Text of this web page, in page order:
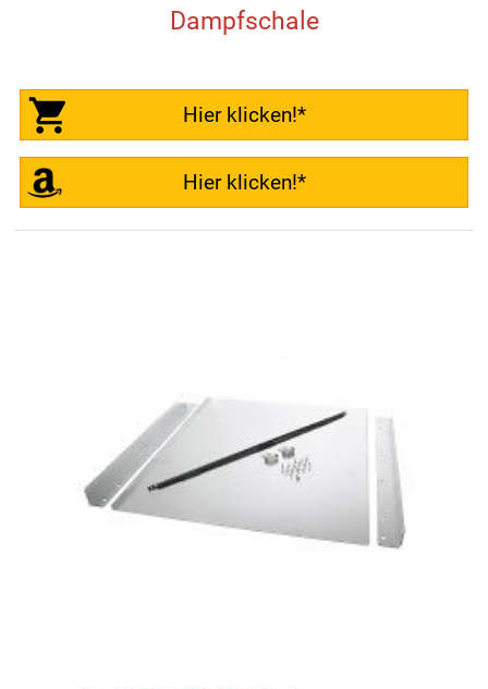
Dampfschale
Hier klicken!*
Hier klicken!*